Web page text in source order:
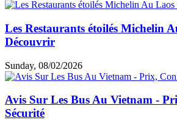
Les Restaurants étoilés Michelin
Découvrir
Sunday, 08/02/2026
Avis Sur Les Bus Au Vietnam -
Sécurité